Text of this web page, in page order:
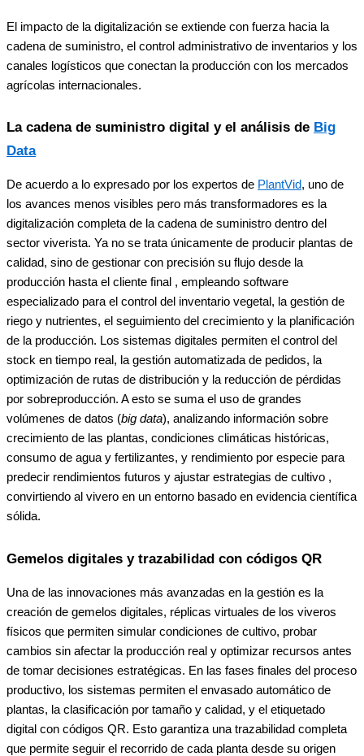
El impacto de la digitalización se extiende con fuerza hacia la
cadena de suministro, el control administrativo de inventarios y los
canales logísticos que conectan la producción con los mercados
agrícolas internacionales.
La cadena de suministro digital y el análisis de Big
Data
De acuerdo a lo expresado por los expertos de PlantVid, uno de
los avances menos visibles pero más transformadores es la
digitalización completa de la cadena de suministro dentro del
sector viverista. Ya no se trata únicamente de producir plantas de
calidad, sino de gestionar con precisión su flujo desde la
producción hasta el cliente final , empleando software
especializado para el control del inventario vegetal, la gestión de
riego y nutrientes, el seguimiento del crecimiento y la planificación
de la producción. Los sistemas digitales permiten el control del
stock en tiempo real, la gestión automatizada de pedidos, la
optimización de rutas de distribución y la reducción de pérdidas
por sobreproducción. A esto se suma el uso de grandes
volúmenes de datos (big data), analizando información sobre
crecimiento de las plantas, condiciones climáticas históricas,
consumo de agua y fertilizantes, y rendimiento por especie para
predecir rendimientos futuros y ajustar estrategias de cultivo ,
convirtiendo al vivero en un entorno basado en evidencia científica
sólida.
Gemelos digitales y trazabilidad con códigos QR
Una de las innovaciones más avanzadas en la gestión es la
creación de gemelos digitales, réplicas virtuales de los viveros
físicos que permiten simular condiciones de cultivo, probar
cambios sin afectar la producción real y optimizar recursos antes
de tomar decisiones estratégicas. En las fases finales del proceso
productivo, los sistemas permiten el envasado automático de
plantas, la clasificación por tamaño y calidad, y el etiquetado
digital con códigos QR. Esto garantiza una trazabilidad completa
que permite seguir el recorrido de cada planta desde su origen